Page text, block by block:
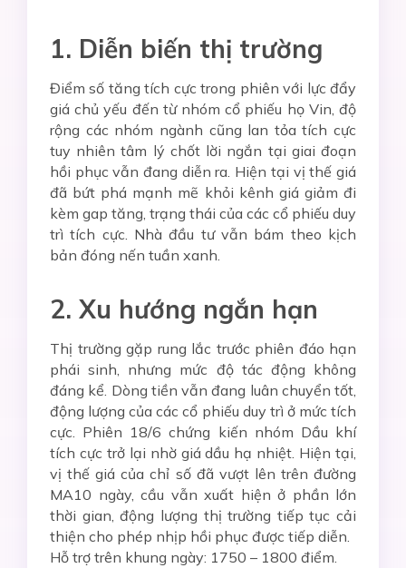
1. Diễn biến thị trường
Điểm số tăng tích cực trong phiên với lực đẩy
giá chủ yếu đến từ nhóm cổ phiếu họ Vin, độ
rộng các nhóm ngành cũng lan tỏa tích cực
tuy nhiên tâm lý chốt lời ngắn tại giai đoạn
hồi phục vẫn đang diễn ra. Hiện tại vị thế giá
đã bứt phá mạnh mẽ khỏi kênh giá giảm đi
kèm gap tăng, trạng thái của các cổ phiếu duy
trì tích cực. Nhà đầu tư vẫn bám theo kịch
bản đóng nến tuần xanh.
2. Xu hướng ngắn hạn
Thị trường gặp rung lắc trước phiên đáo hạn
phái sinh, nhưng mức độ tác động không
đáng kể. Dòng tiền vẫn đang luân chuyển tốt,
động lượng của các cổ phiếu duy trì ở mức tích
cực. Phiên 18/6 chứng kiến nhóm Dầu khí
tích cực trở lại nhờ giá dầu hạ nhiệt. Hiện tại,
vị thế giá của chỉ số đã vượt lên trên đường
MA10 ngày, cầu vẫn xuất hiện ở phần lớn
thời gian, động lượng thị trường tiếp tục cải
thiện cho phép nhịp hồi phục được tiếp diễn.
Hỗ trợ trên khung ngày: 1750 – 1800 điểm.